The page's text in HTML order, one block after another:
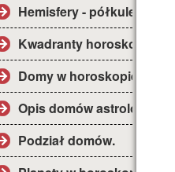
Hemisfery - półkule.
Kwadranty horoskopu.
Domy w horoskopie.
Opis domów astrolog.
Podział domów.